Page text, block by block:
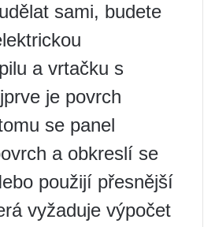
sami, budete
a vrtačku s
je povrch
se panel
a obkreslí se
použijí přesnější
vyžaduje výpočet